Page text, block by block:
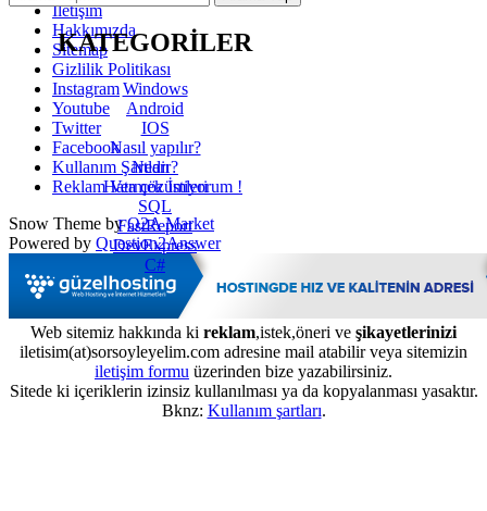
KATEGORİLER
Windows
Android
IOS
Nasıl yapılır?
Nedir?
Hata çözümleri
SQL
FastReport
DevExpress
C#
İletişim
Hakkımızda
Sitemap
Gizlilik Politikası
Instagram
Youtube
Twitter
Facebook
Kullanım Şartları
Reklam Vermek İstiyorum !
Snow Theme byQ2A Market
Powered by Question2Answer
Web sitemiz hakkında ki reklam,istek,öneri ve şikayetlerinizi
iletisim(at)sorsoyleyelim.com adresine mail atabilir veya sitemizin
iletişim formu üzerinden bize yazabilirsiniz.
Sitede ki içeriklerin izinsiz kullanılması ya da kopyalanması yasaktır.
Bknz: Kullanım şartları.